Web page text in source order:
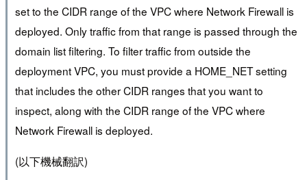
set to the CIDR range of the VPC where Network Firewall is
deployed. Only traffic from that range is passed through the
domain list filtering. To filter traffic from outside the
deployment VPC, you must provide a HOME_NET setting
that includes the other CIDR ranges that you want to
inspect, along with the CIDR range of the VPC where
Network Firewall is deployed.
(以下機械翻訳)